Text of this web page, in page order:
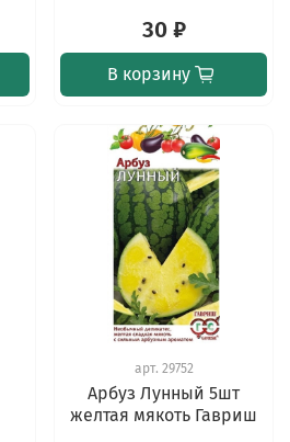
30 ₽
В корзину
арт. 29752
Арбуз Лунный 5шт
желтая мякоть Гавриш